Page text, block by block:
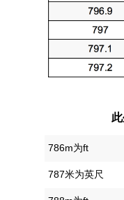
786m为ft
787米为英尺